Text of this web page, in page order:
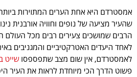
אמסטרדם היא אחת הערים המתוירות
שהעיר מציעה של נופים וחוויה אורבנית
הרבים שמושכים צעירים רבים מכל העולם
לאחד היעדים האטרקטיביים והמגניבים
לאמסטרדם, אין שום מצב שתפספסו שייט
פשוט הדרך הכי מיוחדת לראות את העיר